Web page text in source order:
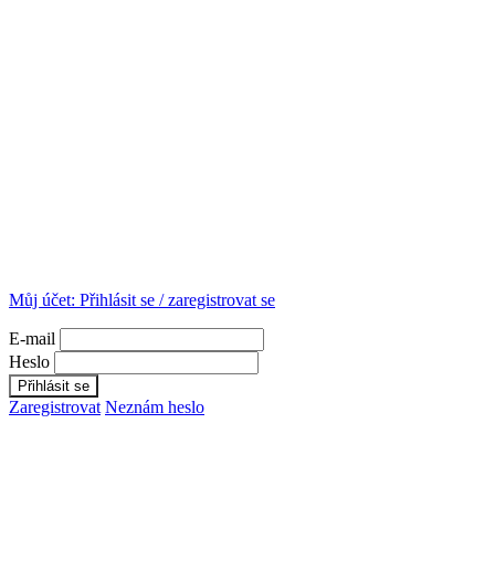
Můj účet: Přihlásit se / zaregistrovat se
E-mail
Heslo
Zaregistrovat Neznám heslo